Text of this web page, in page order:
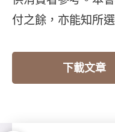
付之餘，亦能知所
下載文章